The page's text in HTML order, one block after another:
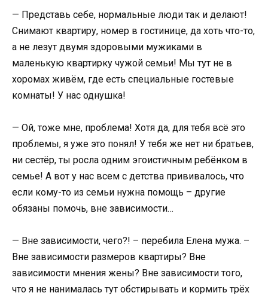
— Представь себе, нормальные люди так и делают!
Снимают квартиру, номер в гостинице, да хоть что-то,
а не лезут двумя здоровыми мужиками в
маленькую квартирку чужой семьи! Мы тут не в
хоромах живём, где есть специальные гостевые
комнаты! У нас однушка!
— Ой, тоже мне, проблема! Хотя да, для тебя всё это
проблемы, я уже это понял! У тебя же нет ни братьев,
ни сестёр, ты росла одним эгоистичным ребёнком в
семье! А вот у нас всем с детства прививалось, что
если кому-то из семьи нужна помощь – другие
обязаны помочь, вне зависимости…
— Вне зависимости, чего?! – перебила Елена мужа. –
Вне зависимости размеров квартиры? Вне
зависимости мнения жены? Вне зависимости того,
что я не нанималась тут обстирывать и кормить трёх